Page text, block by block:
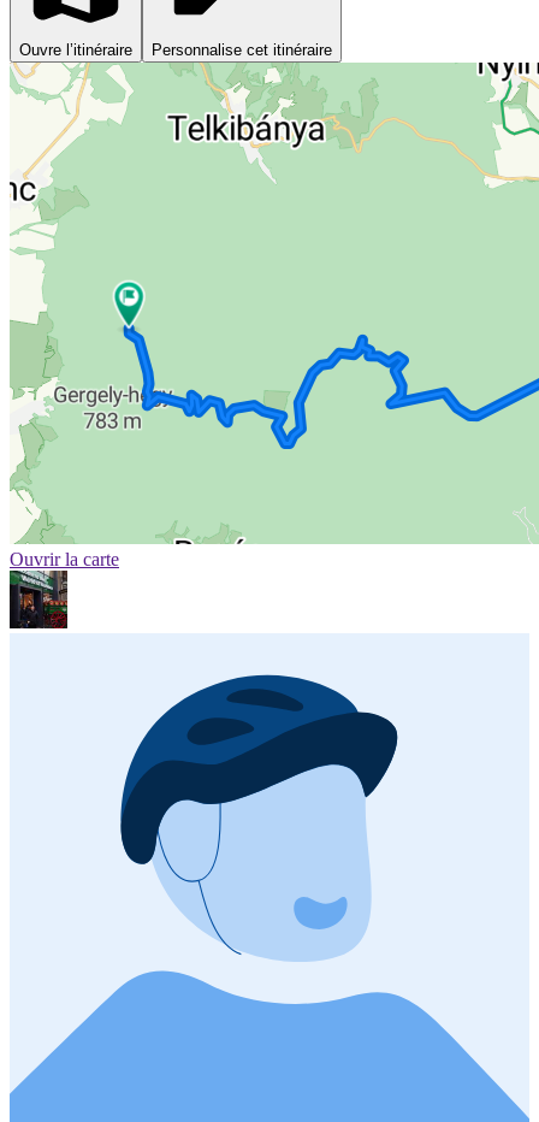
Ouvre l’itinéraire Personnalise cet itinéraire
Ouvrir la carte